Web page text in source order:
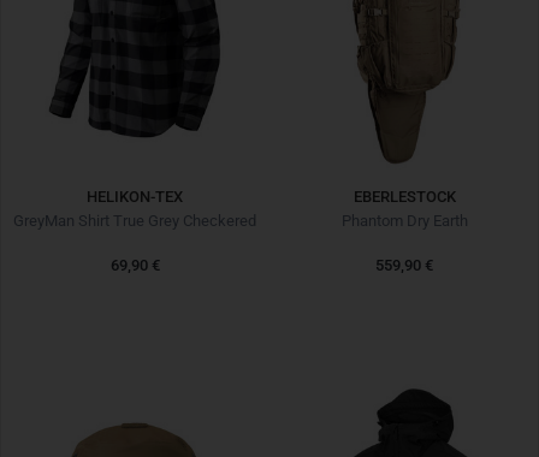
HELIKON-TEX
GreyMan Shirt True Grey Checkered
69,90 €
EBERLESTOCK
Phantom Dry Earth
559,90 €